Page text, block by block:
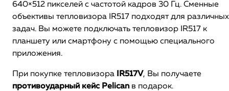
640×512 пикселей с частотой кадров 30 Гц. Сменные
объективы тепловизора IR517 подходят для различных
задач. Вы можете подключать тепловизор IR517 к
планшету или смартфону с помощью специального
приложения.
При покупке тепловизора IR517V, Вы получаете
противоударный кейс Pelican в подарок.